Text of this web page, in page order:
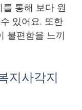
통해 보다 원
있어요. 또한
불편함을 느끼
지사각지